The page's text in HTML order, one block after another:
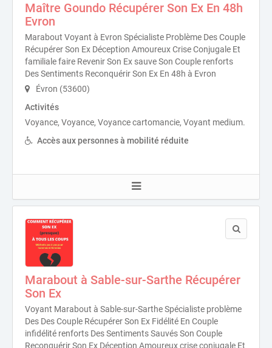
Maître Goundo Récupérer Son Ex En 48h
Evron
Marabout Voyant à Evron Spécialiste Problème Des Couple
Récupérer Son Ex Déception Amoureux Crise Conjugale Et
familiale faire Revenir Son Ex sauve Son Couple renforts
Des Sentiments Reconquérir Son Ex En 48h à Evron
Évron (53600)
Activités
Voyance, Voyance, Voyance cartomancie, Voyant medium.
Accès aux personnes à mobilité réduite
Marabout à Sable-sur-Sarthe Récupérer
Son Ex
Voyant Marabout à Sable-sur-Sarthe Spécialiste problème
Des Des Couple Récupérer Son Ex Fidélité En Couple
infidélité renforts Des Sentiments Sauvés Son Couple
Reconquérir Son Ex Déception Amoureux crise conjugale Et